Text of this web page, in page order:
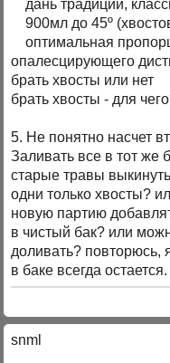
дань традиции,
900мл до 45º
оптимальная
опалесцирующего
брать хвосты или нет
брать хвосты - для
5. Не понятно насчет
Заливать все в тот же
старые травы
одни только хвосты?
новую партию
в чистый бак? или
доливать? повторюсь,
в баке всегда остается.
snml